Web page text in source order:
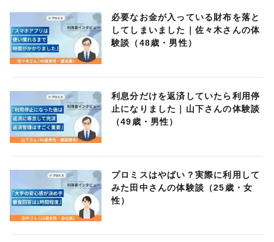
必要なお金が入っている財布を落と
してしまいました｜佐々木さんの体
験談（48歳・男性）
利息分だけを返済していたら利用停
止になりました｜山下さんの体験談
（49歳・男性）
プロミスはやばい？実際に利用して
みた田中さんの体験談（25歳・女
性）